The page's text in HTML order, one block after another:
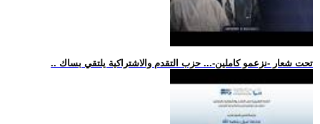
.. تحت شعار -نزعمو كاملين-... حزب التقدم والاشتراكية يلتقي بساك